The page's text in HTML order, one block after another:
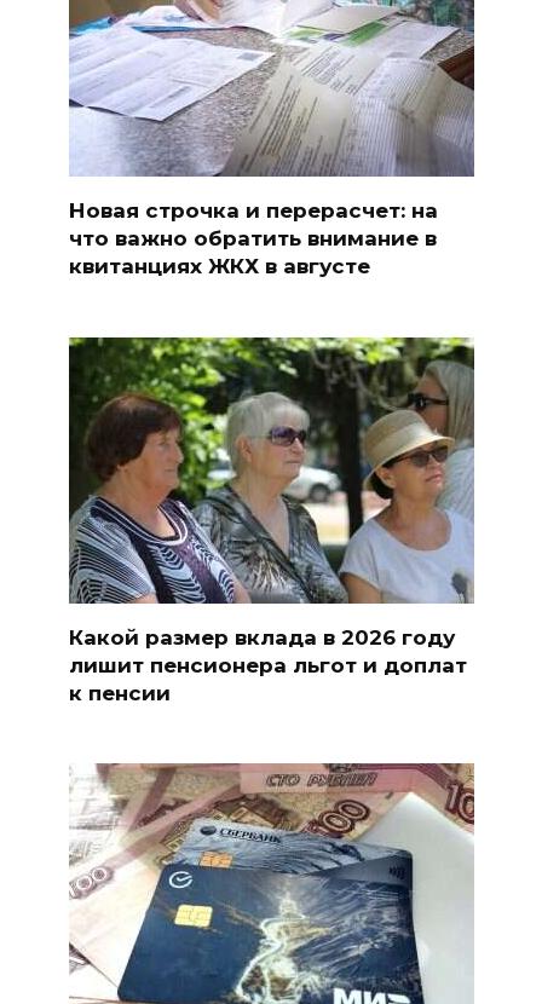
Новая строчка и перерасчет: на
что важно обратить внимание в
квитанциях ЖКХ в августе
Какой размер вклада в 2026 году
лишит пенсионера льгот и доплат
к пенсии